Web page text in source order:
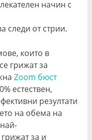
начин с
следи от стрии.
които в
грижат за
Zoom бюст
естествен,
резултати
на обема на
за и